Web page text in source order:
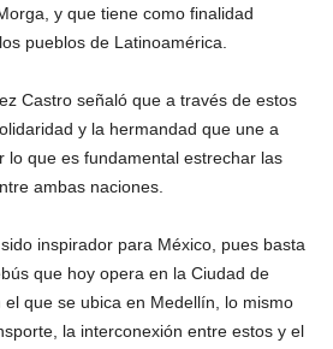
y que tiene como finalidad
pueblos de Latinoamérica.
Castro señaló que a través de estos
y la hermandad que une a
lo que es fundamental estrechar las
ambas naciones.
inspirador para México, pues basta
que hoy opera en la Ciudad de
que se ubica en Medellín, lo mismo
la interconexión entre estos y el